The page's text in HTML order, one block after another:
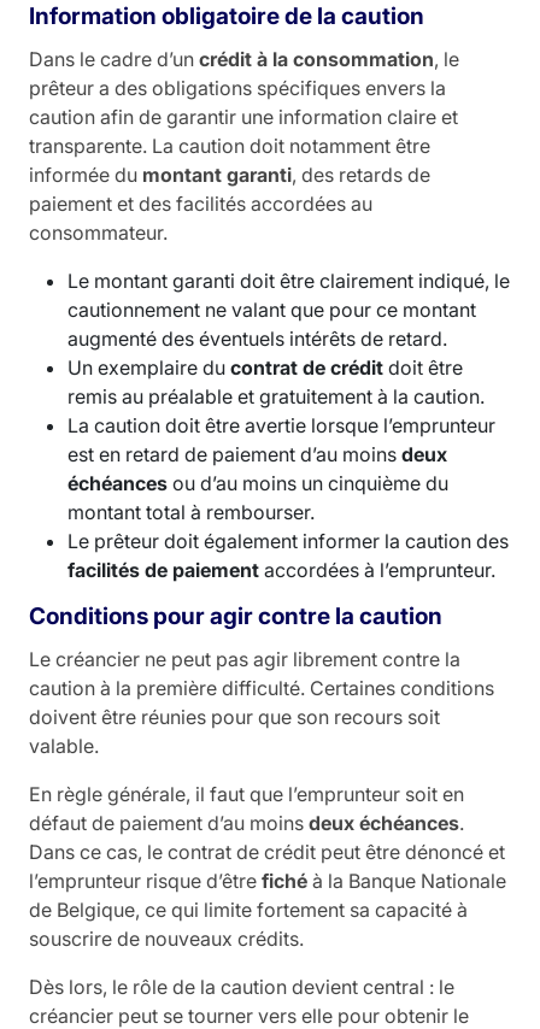
Information obligatoire de la caution
Dans le cadre d’un crédit à la consommation, le
prêteur a des obligations spécifiques envers la
caution afin de garantir une information claire et
transparente. La caution doit notamment être
informée du montant garanti, des retards de
paiement et des facilités accordées au
consommateur.
Le montant garanti doit être clairement indiqué, le
cautionnement ne valant que pour ce montant
augmenté des éventuels intérêts de retard.
Un exemplaire du contrat de crédit doit être
remis au préalable et gratuitement à la caution.
La caution doit être avertie lorsque l’emprunteur
est en retard de paiement d’au moins deux
échéances ou d’au moins un cinquième du
montant total à rembourser.
Le prêteur doit également informer la caution des
facilités de paiement accordées à l’emprunteur.
Conditions pour agir contre la caution
Le créancier ne peut pas agir librement contre la
caution à la première difficulté. Certaines conditions
doivent être réunies pour que son recours soit
valable.
En règle générale, il faut que l’emprunteur soit en
défaut de paiement d’au moins deux échéances.
Dans ce cas, le contrat de crédit peut être dénoncé et
l’emprunteur risque d’être fiché à la Banque Nationale
de Belgique, ce qui limite fortement sa capacité à
souscrire de nouveaux crédits.
Dès lors, le rôle de la caution devient central : le
créancier peut se tourner vers elle pour obtenir le